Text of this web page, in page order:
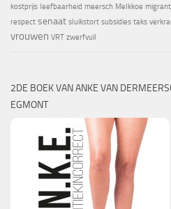
kostprijs leefbaarheid meersch Melkkoe
respect senaat sluikstort subsidies taks
vrouwen VRT zwerfvuil
2DE BOEK VAN ANKE VAN
EGMONT